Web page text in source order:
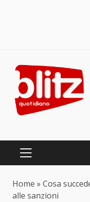
content
PRIMARY
Home » Cosa
alle sanzioni